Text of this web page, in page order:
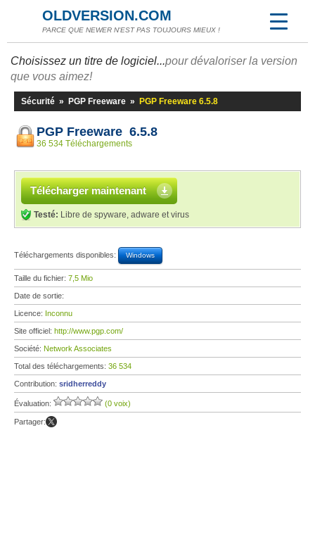
OLDVERSION.COM
PARCE QUE NEWER N'EST PAS TOUJOURS MIEUX !
Choisissez un titre de logiciel...pour dévaloriser la version
que vous aimez!
Sécurité » PGP Freeware » PGP Freeware 6.5.8
PGP Freeware 6.5.8
36 534 Téléchargements
Télécharger maintenant
Testé: Libre de spyware, adware et virus
Téléchargements disponibles: Windows
Taille du fichier: 7,5 Mio
Date de sortie:
Licence: Inconnu
Site officiel: http://www.pgp.com/
Société: Network Associates
Total des téléchargements: 36 534
Contribution: sridherreddy
Évaluation: (0 voix)
Partager: